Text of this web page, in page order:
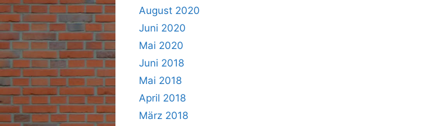
August 2020
Juni 2020
Mai 2020
Juni 2018
Mai 2018
April 2018
März 2018